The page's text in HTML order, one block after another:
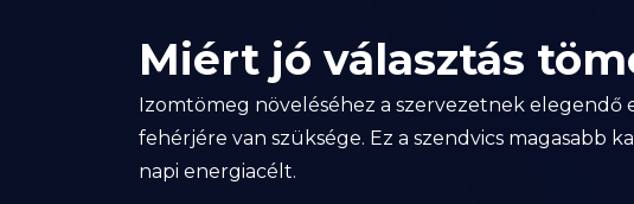
Miért jó választás
Izomtömeg növeléséhez a szervezetnek elegendő
fehérjére van szüksége. Ez a szendvics magasabb
napi energiacélt.